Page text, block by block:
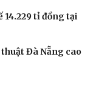
14.229 tỉ đồng tại
Đà Nẵng cao